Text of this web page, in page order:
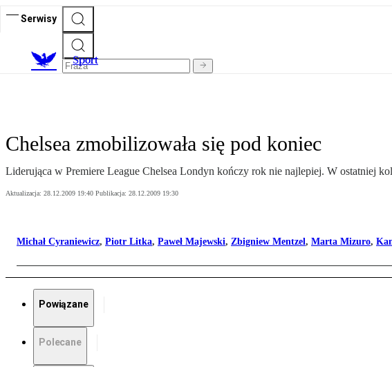
Serwisy
Sport
Chelsea zmobilizowała się pod koniec
Liderująca w Premiere League Chelsea Londyn kończy rok nie najlepiej. W ostatniej
Aktualizacja: 28.12.2009 19:40 Publikacja: 28.12.2009 19:30
Michał Cyraniewicz, Piotr Litka, Paweł Majewski, Zbigniew Mentzel, Marta Mizuro,
Powiązane
Polecane